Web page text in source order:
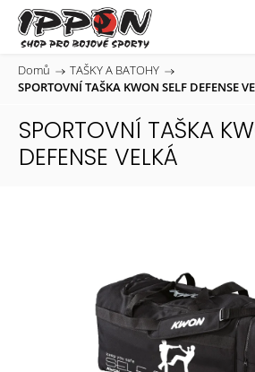
Domů / TAŠKY A BATOHY /
SPORTOVNÍ TAŠKA KWON SELF DEFENSE
SPORTOVNÍ TAŠKA
DEFENSE VELKÁ